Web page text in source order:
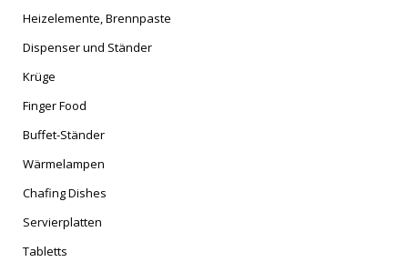
Heizelemente, Brennpaste
Dispenser und Ständer
Krüge
Finger Food
Buffet-Ständer
Wärmelampen
Chafing Dishes
Servierplatten
Tabletts
NACH